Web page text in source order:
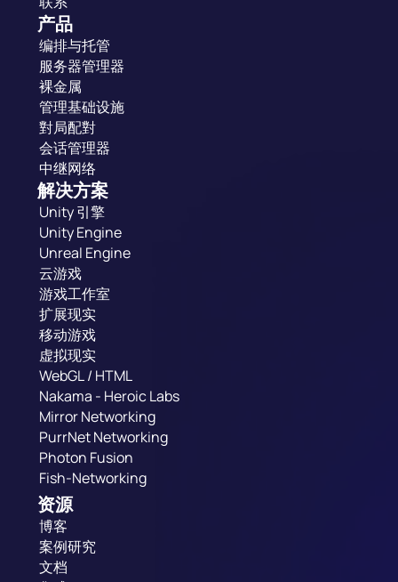
产品
编排与托管
服务器管理器
裸金属
管理基础设施
對局配對
会话管理器
中继网络
解决方案
Unity 引擎
Unity Engine
Unreal Engine
云游戏
游戏工作室
扩展现实
移动游戏
虚拟现实
WebGL / HTML
Nakama - Heroic Labs
Mirror Networking
PurrNet Networking
Photon Fusion
Fish-Networking
资源
博客
案例研究
文档